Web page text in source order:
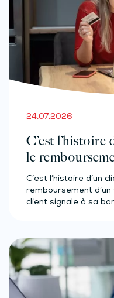
24.07.2026
C’est l’histoire
le
banque…
C’est l’histoire d’un
remboursement
client signale à sa